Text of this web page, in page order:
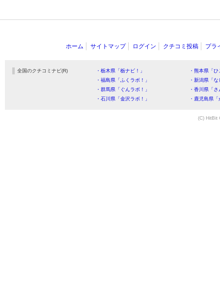
ホーム サイトマップ ログイン クチコミ投稿 プラ
全国のクチコミナビ(R) ・栃木県「栃ナビ！」
・熊本県「
・福島県「ふくラボ！」
・新潟県「
・群馬県「ぐんラボ！」
・香川県「
・石川県「金沢ラボ！」
・鹿児島県
(C) HitBit